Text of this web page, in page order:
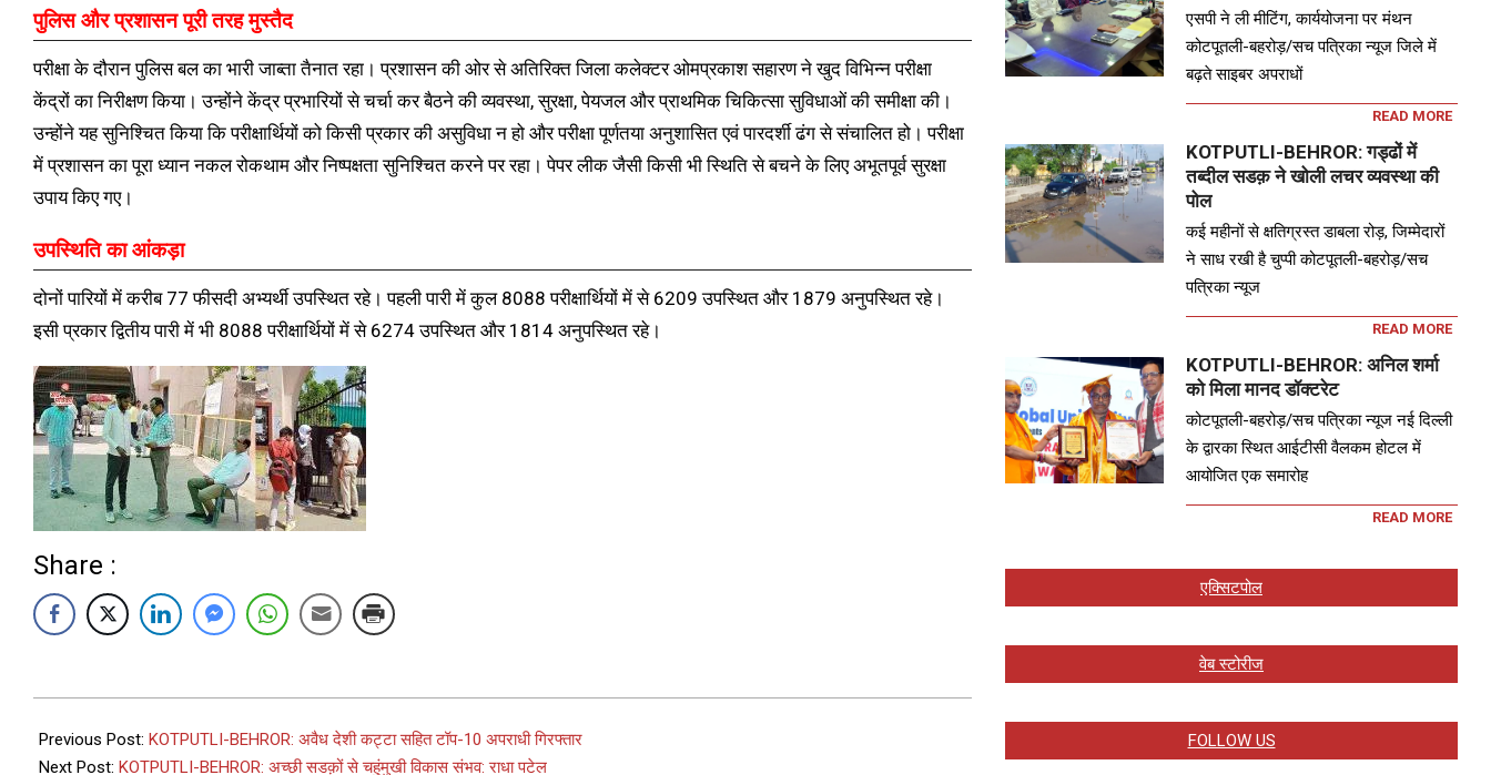
पुलिस और प्रशासन पूरी तरह मुस्तैद
परीक्षा के दौरान पुलिस बल का भारी जाब्ता तैनात रहा। प्रशासन की ओर से अतिरिक्त जिला कलेक्टर ओमप्रकाश सहारण ने खुद विभिन्न परीक्षा
केंद्रों का निरीक्षण किया। उन्होंने केंद्र प्रभारियों से चर्चा कर बैठने की व्यवस्था, सुरक्षा, पेयजल और प्राथमिक चिकित्सा सुविधाओं की समीक्षा की।
उन्होंने यह सुनिश्चित किया कि परीक्षार्थियों को किसी प्रकार की असुविधा न हो और परीक्षा पूर्णतया अनुशासित एवं पारदर्शी ढंग से संचालित हो। परीक्षा
में प्रशासन का पूरा ध्यान नकल रोकथाम और निष्पक्षता सुनिश्चित करने पर रहा। पेपर लीक जैसी किसी भी स्थिति से बचने के लिए अभूतपूर्व सुरक्षा
उपाय किए गए।
उपस्थिति का आंकड़ा
दोनों पारियों में करीब 77 फीसदी अभ्यर्थी उपस्थित रहे। पहली पारी में कुल 8088 परीक्षार्थियों में से 6209 उपस्थित और 1879 अनुपस्थित रहे।
इसी प्रकार द्वितीय पारी में भी 8088 परीक्षार्थियों में से 6274 उपस्थित और 1814 अनुपस्थित रहे।
Share :
Previous Post: KOTPUTLI-BEHROR: अवैध देशी कट्टा सहित टॉप-10 अपराधी गिरफ्तार
Next Post: KOTPUTLI-BEHROR: अच्छी सडक़ों से चहुंमुखी विकास संभव: राधा पटेल
एसपी ने ली मीटिंग, कार्ययोजना पर मंथन
कोटपूतली-बहरोड़/सच पत्रिका न्यूज जिले में
बढ़ते साइबर अपराधों
READ MORE
KOTPUTLI-BEHROR: गड्ढों में
तब्दील सडक़ ने खोली लचर व्यवस्था की
पोल
कई महीनों से क्षतिग्रस्त डाबला रोड़, जिम्मेदारों
ने साध रखी है चुप्पी कोटपूतली-बहरोड़/सच
पत्रिका न्यूज
READ MORE
KOTPUTLI-BEHROR: अनिल शर्मा
को मिला मानद डॉक्टरेट
कोटपूतली-बहरोड़/सच पत्रिका न्यूज नई दिल्ली
के द्वारका स्थित आईटीसी वैलकम होटल में
आयोजित एक समारोह
READ MORE
एक्सिटपोल
वेब स्टोरीज
FOLLOW US